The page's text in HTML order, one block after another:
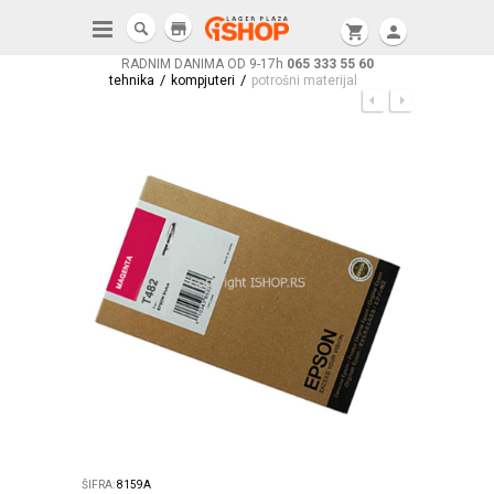
RADNIM DANIMA OD 9-17h 065 333 55 60
shopping_cart person
store
tehnika / kompjuteri / potrošni materijal
ŠIFRA:8159A